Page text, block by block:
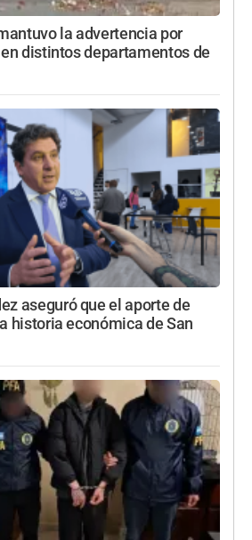
la advertencia por
distintos departamentos de
aseguró que el aporte de
historia económica de San